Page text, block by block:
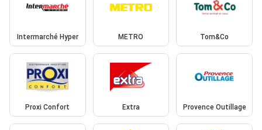
Intermarché Hyper METRO Tom&Co
Proxi Confort Extra Provence Outillage